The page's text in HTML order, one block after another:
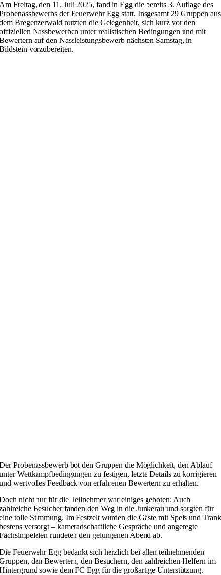
Am Freitag, den 11. Juli 2025, fand in Egg die bereits 3. Auflage des
Probenassbewerbs der Feuerwehr Egg statt. Insgesamt 29 Gruppen aus
dem Bregenzerwald nutzten die Gelegenheit, sich kurz vor den
offiziellen Nassbewerben unter realistischen Bedingungen und mit
Bewertern auf den Nassleistungsbewerb nächsten Samstag, in
Bildstein vorzubereiten.
Der Probenassbewerb bot den Gruppen die Möglichkeit, den Ablauf
unter Wettkampfbedingungen zu festigen, letzte Details zu korrigieren
und wertvolles Feedback von erfahrenen Bewertern zu erhalten.
Doch nicht nur für die Teilnehmer war einiges geboten: Auch
zahlreiche Besucher fanden den Weg in die Junkerau und sorgten für
eine tolle Stimmung. Im Festzelt wurden die Gäste mit Speis und Trank
bestens versorgt – kameradschaftliche Gespräche und angeregte
Fachsimpeleien rundeten den gelungenen Abend ab.
Die Feuerwehr Egg bedankt sich herzlich bei allen teilnehmenden
Gruppen, den Bewertern, den Besuchern, den zahlreichen Helfern im
Hintergrund sowie dem FC Egg für die großartige Unterstützung.